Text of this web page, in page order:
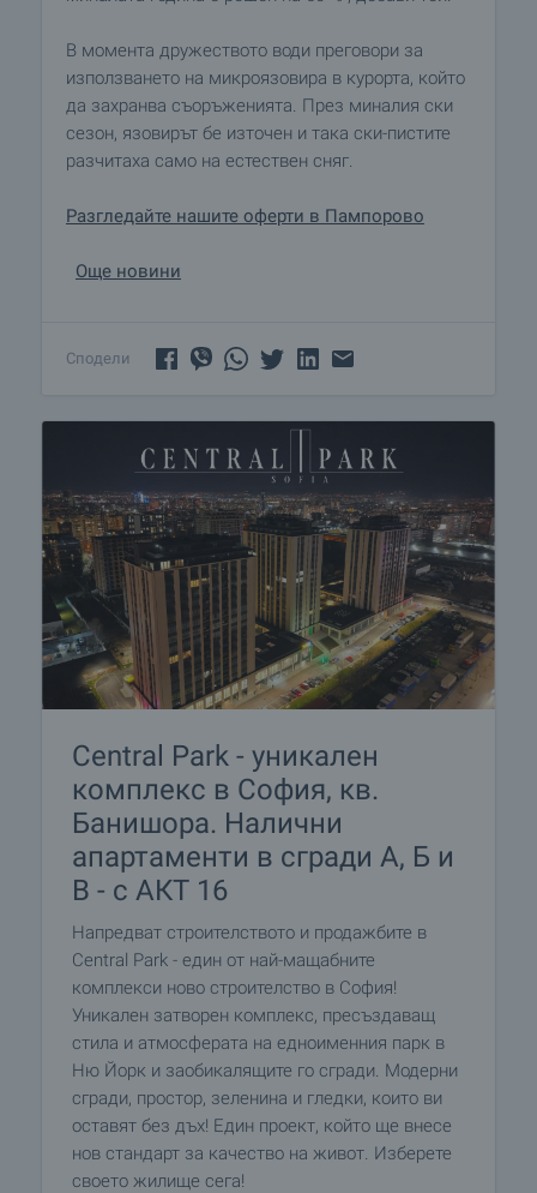
В момента дружеството води преговори за
използването на микроязовира в курорта, който
да захранва съоръженията. През миналия ски
сезон, язовирът бе източен и така ски-пистите
разчитаха само на естествен сняг.
Разгледайте нашите оферти в Пампорово
Още новини
Сподели
Central Park - уникален
комплекс в София, кв.
Банишора. Налични
апартаменти в сгради А, Б и
В - с АКТ 16
Напредват строителството и продажбите в
Central Park - един от най-мащабните
комплекси ново строителство в София!
Уникален затворен комплекс, пресъздаващ
стила и атмосферата на едноименния парк в
Ню Йорк и заобикалящите го сгради. Модерни
сгради, простор, зеленина и гледки, които ви
оставят без дъх! Един проект, който ще внесе
нов стандарт за качество на живот. Изберете
своето жилище сега!